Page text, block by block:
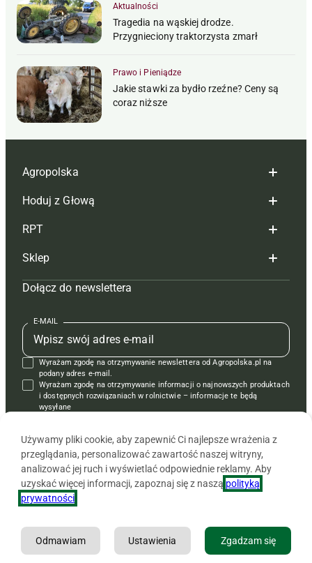
Aktualności
Tragedia na wąskiej drodze.
Przygnieciony traktorzysta zmarł
Prawo i Pieniądze
Jakie stawki za bydło rzeźne? Ceny są
coraz niższe
Agropolska
Redakcja
Reklama
Tagi
Mapa serwisu
Kontakt
Regulamin
Polityka prywatności
Hoduj z Głową
Hoduj z głową bydło
Hoduj z głową świnie
Prenumerata
Redakcja
Kontakt
Reklama
RPT
Redakcja
Prenumerata
Reklama
Kontakt
Krzyżówki
Sklep
Czasopisma i prenumerata
Książki
Regulamin
Dołącz do newslettera
E-MAIL
Wyrażam zgodę na otrzymywanie newslettera od Agropolska.pl na
podany adres e-mail.
Wyrażam zgodę na otrzymywanie informacji o najnowszych produktach
i dostępnych rozwiązaniach w rolnictwie – informacje te będą
wysyłane
Copyright © 2026 Agencja Promocji Rolnictwa i Agrobiznesu APRA
Używamy pliki cookie, aby zapewnić Ci najlepsze wrażenia z
przeglądania, personalizować zawartość naszej witryny,
analizować jej ruch i wyświetlać odpowiednie reklamy. Aby
uzyskać więcej informacji, zapoznaj się z naszą polityką
prywatności
Zgadzam się
Ustawienia
Odmawiam